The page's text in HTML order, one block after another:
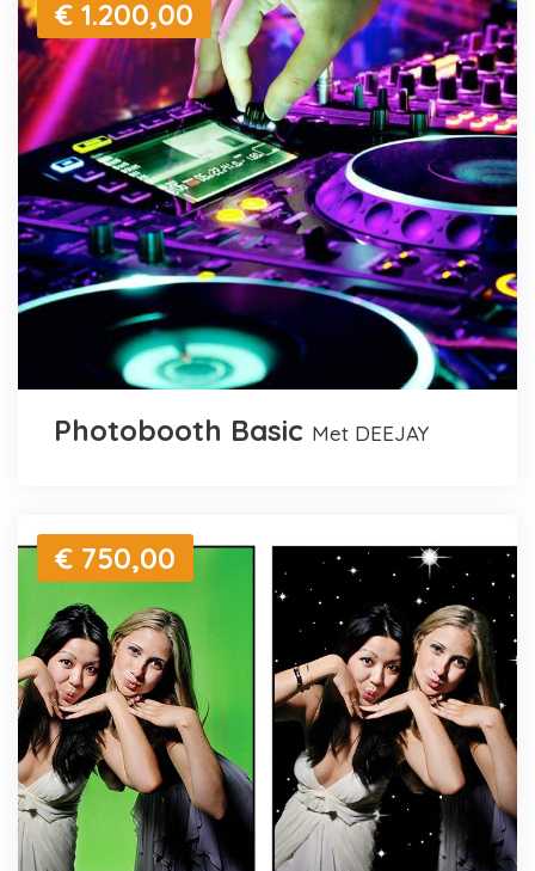
€ 1.200,00
Photobooth Basic met DEEJAY
€ 750,00